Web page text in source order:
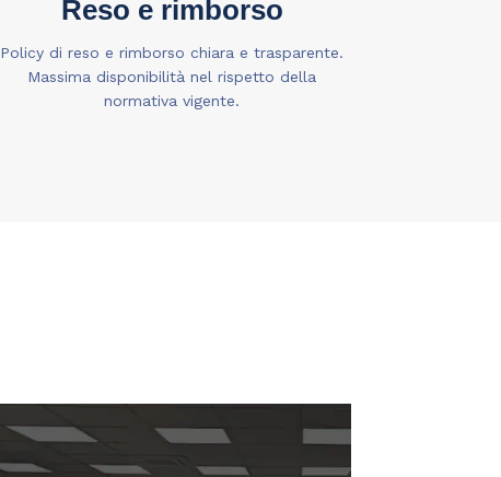
Reso e rimborso
Policy di reso e rimborso chiara e trasparente.
Massima disponibilità nel rispetto della
normativa vigente.